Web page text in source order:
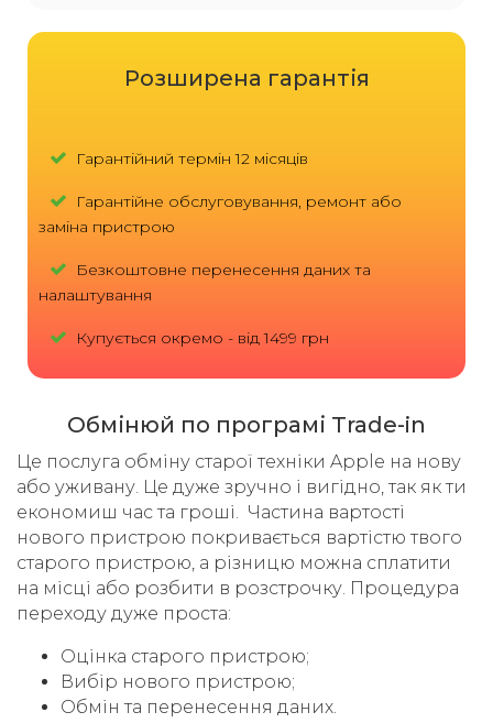
Розширена гарантія
Гарантійний термін 12 місяців
Гарантійне обслуговування, ремонт або
заміна пристрою
Безкоштовне перенесення даних та
налаштування
Купується окремо - від 1499 грн
Обмінюй по програмі Trade-in
Це послуга обміну старої техніки Apple на нову
або уживану. Це дуже зручно і вигідно, так як ти
економиш час та гроші. Частина вартості
нового пристрою покривається вартістю твого
старого пристрою, а різницю можна сплатити
на місці або розбити в розстрочку. Процедура
переходу дуже проста:
Оцінка старого пристрою;
Вибір нового пристрою;
Обмін та перенесення даних.